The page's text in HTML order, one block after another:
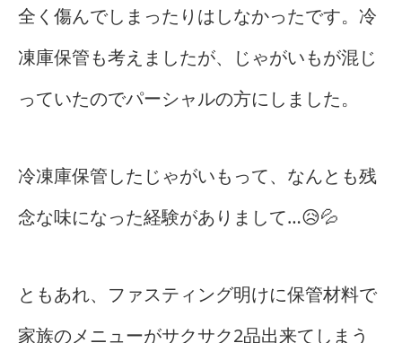
全く傷んでしまったりはしなかったです。冷
凍庫保管も考えましたが、じゃがいもが混じ
っていたのでパーシャルの方にしました。
冷凍庫保管したじゃがいもって、なんとも残
念な味になった経験がありまして…😥💦
ともあれ、ファスティング明けに保管材料で
家族のメニューがサクサク2品出来てしまう